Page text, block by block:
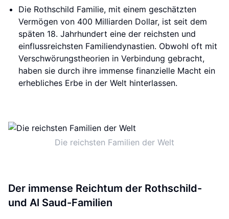
Die Rothschild Familie, mit einem geschätzten
Vermögen von 400 Milliarden Dollar, ist seit dem
späten 18. Jahrhundert eine der reichsten und
einflussreichsten Familiendynastien. Obwohl oft mit
Verschwörungstheorien in Verbindung gebracht,
haben sie durch ihre immense finanzielle Macht ein
erhebliches Erbe in der Welt hinterlassen.
Die reichsten Familien der Welt
Der immense Reichtum der Rothschild-
und Al Saud-Familien